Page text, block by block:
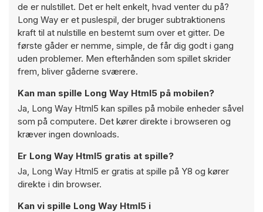
de er nulstillet. Det er helt enkelt, hvad venter du på?
Long Way er et puslespil, der bruger subtraktionens
kraft til at nulstille en bestemt sum over et gitter. De
første gåder er nemme, simple, de får dig godt i gang
uden problemer. Men efterhånden som spillet skrider
frem, bliver gåderne sværere.
Kan man spille Long Way Html5 på mobilen?
Ja, Long Way Html5 kan spilles på mobile enheder såvel
som på computere. Det kører direkte i browseren og
kræver ingen downloads.
Er Long Way Html5 gratis at spille?
Ja, Long Way Html5 er gratis at spille på Y8 og kører
direkte i din browser.
Kan vi spille Long Way Html5 i